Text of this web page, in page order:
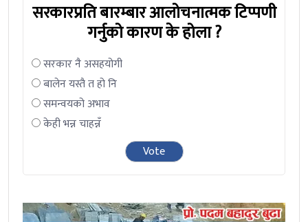
सरकारप्रति बारम्बार आलोचनात्मक टिप्पणी
गर्नुको कारण के होला ?
सरकार नै असहयोगी
बालेन यस्तै त हो नि
समन्वयको अभाव
केही भन्न चाहन्नँ